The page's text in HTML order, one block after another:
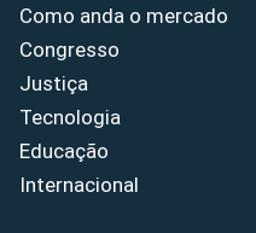
Como anda o mercado
Congresso
Justiça
Tecnologia
Educação
Internacional